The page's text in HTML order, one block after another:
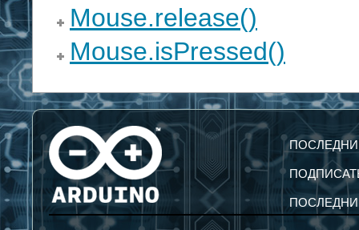
Mouse.release()
Mouse.isPressed()